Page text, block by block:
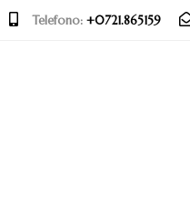
Telefono: +0721.865159